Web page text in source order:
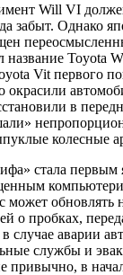
Will VI
забыт. Однако
название Toyota
Vit первого
окрасили
в
колесные
стала первым
может обновлять
о пробках,
случае аварии
службы и
привычно, в